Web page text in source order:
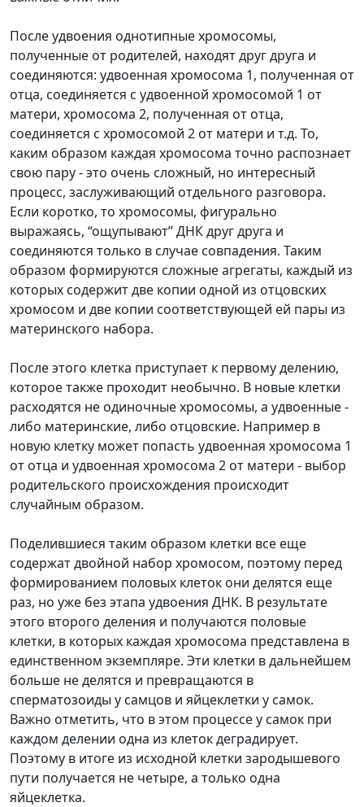
После удвоения однотипные хромосомы,
полученные от родителей, находят друг друга и
соединяются: удвоенная хромосома 1, полученная от
отца, соединяется с удвоенной хромосомой 1 от
матери, хромосома 2, полученная от отца,
соединяется с хромосомой 2 от матери и т.д. То,
каким образом каждая хромосома точно распознает
свою пару - это очень сложный, но интересный
процесс, заслуживающий отдельного разговора.
Если коротко, то хромосомы, фигурально
выражаясь, “ощупывают” ДНК друг друга и
соединяются только в случае совпадения. Таким
образом формируются сложные агрегаты, каждый из
которых содержит две копии одной из отцовских
хромосом и две копии соответствующей ей пары из
материнского набора.
После этого клетка приступает к первому делению,
которое также проходит необычно. В новые клетки
расходятся не одиночные хромосомы, а удвоенные -
либо материнские, либо отцовские. Например в
новую клетку может попасть удвоенная хромосома 1
от отца и удвоенная хромосома 2 от матери - выбор
родительского происхождения происходит
случайным образом.
Поделившиеся таким образом клетки все еще
содержат двойной набор хромосом, поэтому перед
формированием половых клеток они делятся еще
раз, но уже без этапа удвоения ДНК. В результате
этого второго деления и получаются половые
клетки, в которых каждая хромосома представлена в
единственном экземпляре. Эти клетки в дальнейшем
больше не делятся и превращаются в
сперматозоиды у самцов и яйцеклетки у самок.
Важно отметить, что в этом процессе у самок при
каждом делении одна из клеток деградирует.
Поэтому в итоге из исходной клетки зародышевого
пути получается не четыре, а только одна
яйцеклетка.